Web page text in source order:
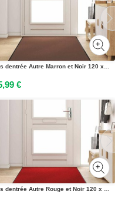
Tapis dentrée Autre Marron et Noir 120 x 350 cm
€
Tapis dentrée Autre Rouge et Noir 120 x 250 cm